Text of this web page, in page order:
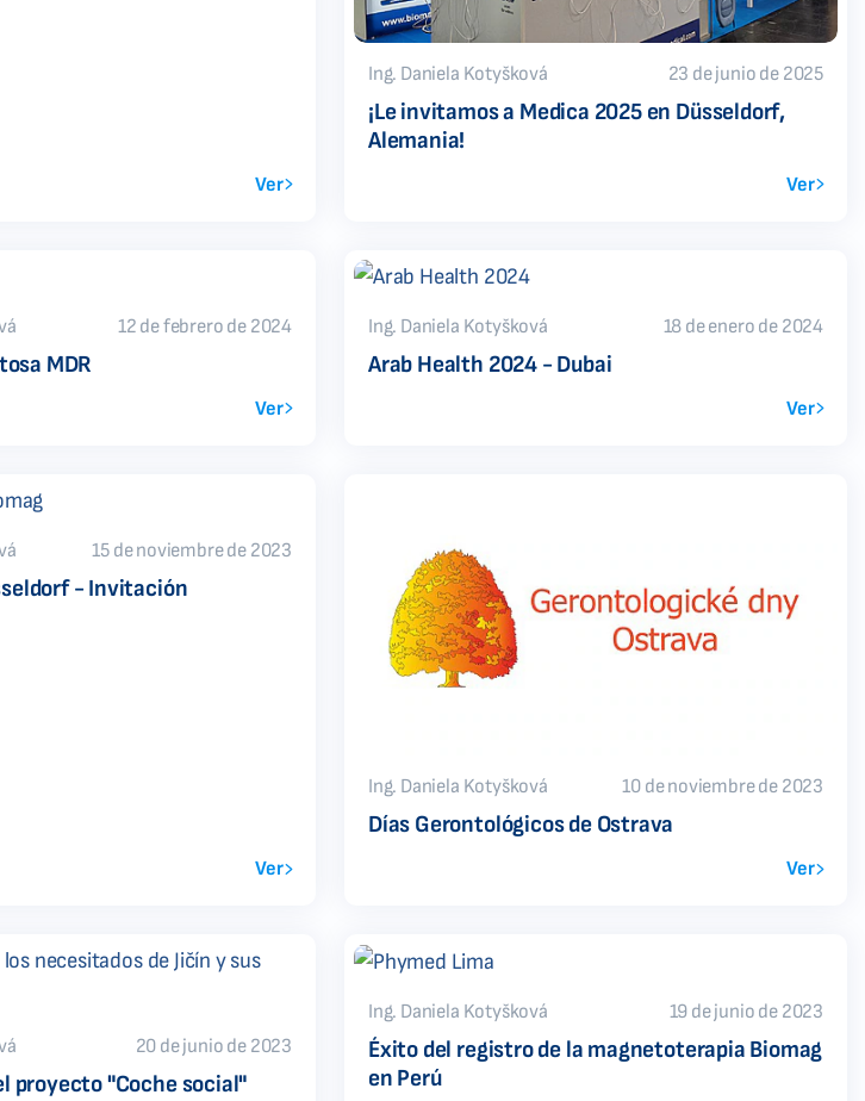
Ver
Ing. Daniela Kotyšková 23 de junio de 2025
¡Le invitamos a Medica 2025 en Düsseldorf,
Alemania!
Ver
12 de febrero de 2024
MDR
Ver
Ing. Daniela Kotyšková 18 de enero de 2024
Arab Health 2024 - Dubai
Ver
15 de noviembre de 2023
- Invitación
Ver
Ing. Daniela Kotyšková 10 de noviembre de 2023
Días Gerontológicos de Ostrava
Ver
20 de junio de 2023
proyecto "Coche social"
Ing. Daniela Kotyšková 19 de junio de 2023
Éxito del registro de la magnetoterapia Biomag
en Perú